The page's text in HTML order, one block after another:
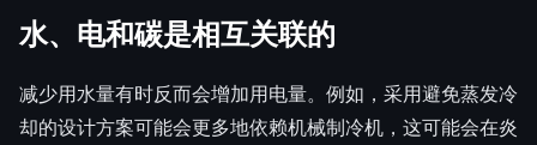
水、电和碳是相互关联的
减少用水量有时反而会增加用电量。例如，采用避免蒸发冷
却的设计方案可能会更多地依赖机械制冷机，这可能会在炎